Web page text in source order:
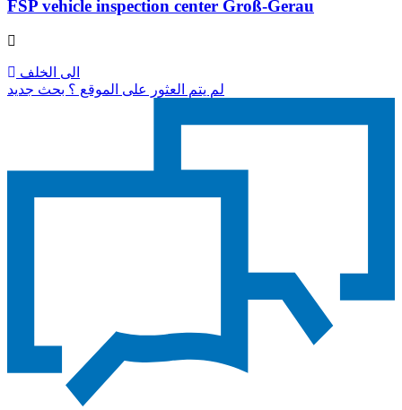
FSP vehicle inspection center Groß-Gerau
الى الخلف
لم يتم العثور على الموقع ؟ بحث جديد